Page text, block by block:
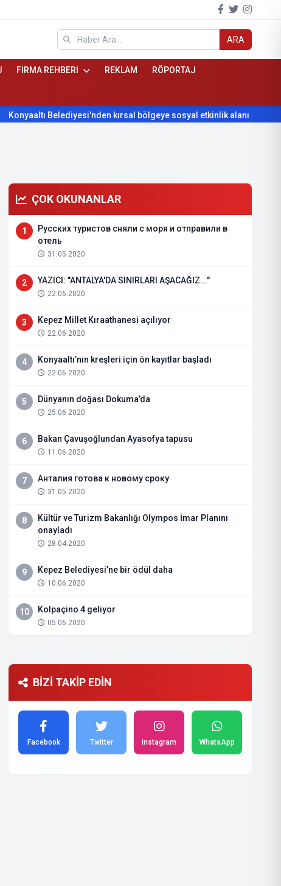
ARA
FİRMA REHBERİ REKLAM RÖPORTAJ
Belediyesi'nden kırsal bölgeye sosyal etkinlik alanı projesi
ÇOK OKUNANLAR
1
Русских туристов сняли с моря и отправили в
отель
31.05.2020
2 YAZICI: "ANTALYA'DA SINIRLARI AŞACAĞIZ..."
22.06.2020
3 Kepez Millet Kıraathanesi açılıyor
22.06.2020
4 Konyaaltı’nın kreşleri için ön kayıtlar başladı
22.06.2020
5 Dünyanın doğası Dokuma’da
25.06.2020
6 Bakan Çavuşoğlundan Ayasofya tapusu
11.06.2020
7 Анталия готова к новому сроку
31.05.2020
8
Kültür ve Turizm Bakanlığı Olympos İmar Planını
onayladı
28.04.2020
9 Kepez Belediyesi’ne bir ödül daha
10.06.2020
10 Kolpaçino 4 geliyor
05.06.2020
BİZİ TAKİP EDİN
Facebook Twitter Instagram WhatsApp